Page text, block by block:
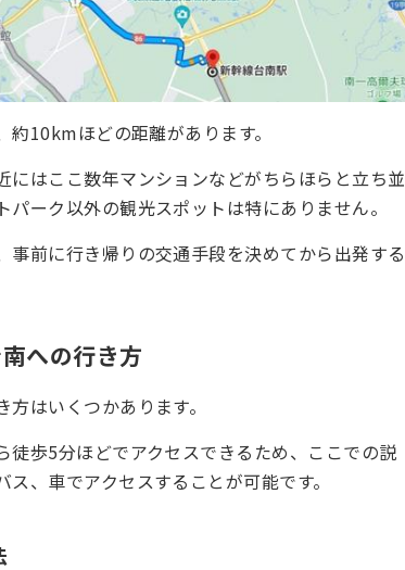
10kmほどの距離があります。
はここ数年マンションなどがちらほらと立ち並
ーク以外の観光スポットは特にありません。
前に行き帰りの交通手段を決めてから出発する
への行き方
はいくつかあります。
歩5分ほどでアクセスできるため、ここでの説
、車でアクセスすることが可能です。